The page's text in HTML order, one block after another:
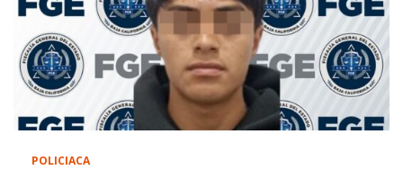
POLICIACA